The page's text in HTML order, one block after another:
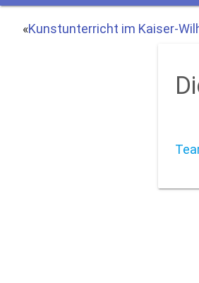
«Kunstunterricht im Kaiser-